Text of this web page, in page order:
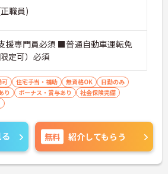
職員)
援専門員必須 ■普通自動車運転免
定可）必須
可 住宅手当・補助 無資格OK
日勤のみ
り
ボーナス・賞与あり
社会保険完備
無料 紹介してもらう